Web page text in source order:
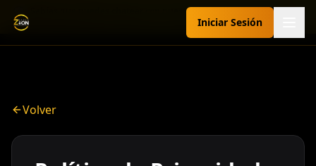
Radio Zion 540 AM Iniciar Sesión
💬 ¿Sabías que puedes chatear con nuestro asistente? Pregúntale
sobre programación, peticiones de oración, dedicatorias y más.
Volver